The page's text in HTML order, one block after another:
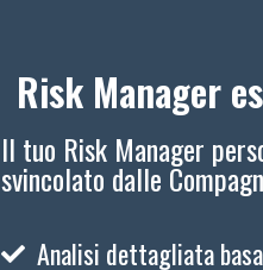
Risk Manager
Il tuo Risk Manager
svincolato dalle
Analisi dettagliata